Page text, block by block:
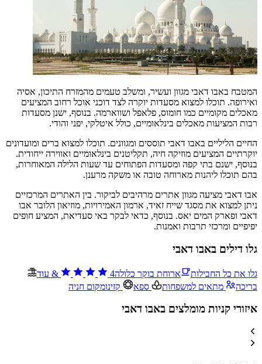
המטבח באבו דאבי מגוון ועשיר, ומשלב טעמים מהמזרח התיכון, אסיה
ואירופה. תוכלו למצוא מסעדות יוקרה לצד דוכני אוכל רחוב המציעים
מאכלים מקומיים כמו חומוס, פלאפל ושווארמה. בנוסף, ישנן מסעדות
רבות המציעות מאכלים בינלאומיים, כולל איטלקי, יפני והודי.
החיים הליליים באבו דאבי תוססים ומגוונים. תוכלו למצוא ברים ומועדונים
יוקרתיים המציעים מוזיקה חיה, תקליטנים בינלאומיים ואווירה ייחודית.
בנוסף, ישנם בתי קפה ומסעדות הפתוחים עד שעות הלילה המאוחרות,
בהם תוכלו ליהנות מארוחה טובה או משקה מרענן.
אבו דאבי מציעה מגוון אתרים מרהיבים לביקור. בין האתרים המרכזיים
ניתן למצוא את מסגד שייח זאיד, ארמון האמירויות, מוזיאון הלובר אבו
דאבי ופארק המים יאס. בנוסף, כדאי לבקר באי סעדיאת, המציע חופים
יפיפיים ומרכזי תרבות ואמנות.
גלו דילים באבו דאבי
גלו את כל החבילות ארוחת בוקר כלולה4
& עוד
בריכה
מתאים למשפחות ספא קזינומקום חניה
איזורי קניות מומלצים באבו דאבי